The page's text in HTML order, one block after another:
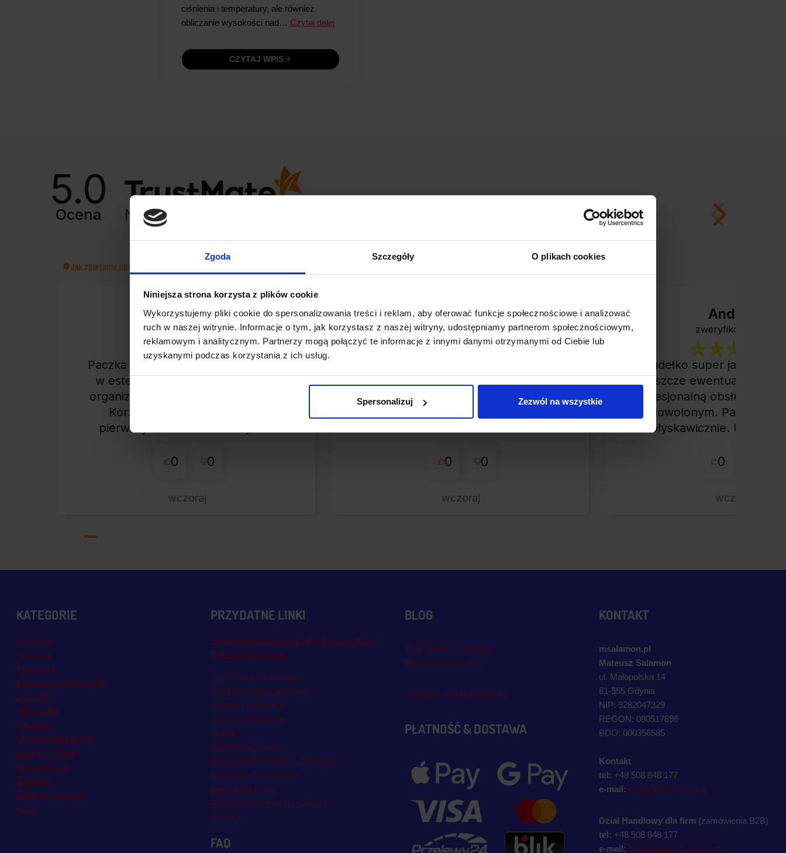
Zgoda Szczegóły O plikach cookies
Niniejsza strona korzysta z plików cookie
Wykorzystujemy pliki cookie do spersonalizowania treści i reklam, aby oferować funkcje społecznościowe i analizować
ruch w naszej witrynie. Informacje o tym, jak korzystasz z naszej witryny, udostępniamy partnerom społecznościowym,
reklamowym i analitycznym. Partnerzy mogą połączyć te informacje z innymi danymi otrzymanymi od Ciebie lub
uzyskanymi podczas korzystania z ich usług.
Spersonalizuj Zezwól na wszystkie
ciśnienia i temperatury, ale również
obliczanie wysokości nad… Czytaj dalej
CZYTAJ WPIS
5.0
Ocena Na podstawie
Jak zbieramy opinie?
Marek
zweryfikowano
Paczka dotarła do mnie bezpiecznie
w estetycznym pudełku. Świetna
organizacja i błyskawiczna wysyłka.
Korzystam z tego sklepu nie
pierwszy raz - zawsze wszystko
przekonaniem.
0 0
wczoraj
Marcin
zweryfikowano
Otrzymałem paczkę w bardzo
dobrym stanie.Kontakt ze sklepem
był bezproblemowy, a całe
zamówienie przebiegło sprawnie.
0 0
wczoraj
Andrzej
zweryfikowano
Pudełko super jakości,
jeszcze ewentualny
profesjonalną obsługą
zadowolonym. Paczkę
błyskawicznie. Udane
0
wczoraj
KATEGORIE
Promocje
Nowości
Akcesoria
Elementy elektroniczne
Druk 3D
Mechanika
Obudowy
Płytki deweloperskie
Układy scalone
Wyświetlacze
Zasilanie
Zestawy startowe
Kursy
PRZYDATNE LINKI
Program Lojalnościowy - Punkty za zakupy
Darmowa dostawa
Śledzenie zamówienia
Czas realizacji zamówień
Dostawa i płatność
Zwroty i reklamacje
Opinie
Regulamin Sklepu
Regulamin Produktów Cyfrowych
Regulamin Newslettera
Regulamin Opinii
Polityka prywatności | Cookies
Kontakt
FAQ
BLOG
Blog, nowości, artykuły
Blog msalamon.pl →
Partnerzy MSALAMON.PL
PŁATNOŚĆ & DOSTAWA
KONTAKT
msalamon.pl
Mateusz Salamon
ul. Małopolska 14
81-555 Gdynia
NIP: 9282047329
REGON: 080517896
BDO: 000356585
Kontakt
tel: +48 508 848 177
e-mail: sklep@msalamon.pl
Dział Handlowy dla firm (zamówienia B2B)
tel: +48 508 848 177
e-mail: handlowy@msalamon.pl